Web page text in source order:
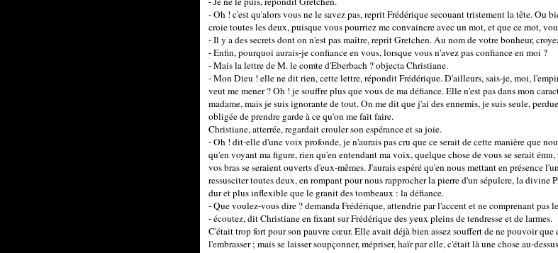
- Oh ! c'est qu'alors vous ne le savez pas, reprit Frédérique secouant tristement la tête. Ou
croie toutes les deux, puisque vous pourriez me convaincre avec un mot, et que ce mot,
- Il y a des secrets dont on n'est pas maître, reprit Gretchen. Au nom de votre bonheur,
- Enfin, pourquoi aurais-je confiance en vous, lorsque vous n'avez pas confiance en moi ?
- Mais la lettre de M. le comte d'Eberbach ? objecta Christiane.
- Mon Dieu ! elle ne dit rien, cette lettre, répondit Frédérique. D'ailleurs, sais-je, moi,
veut me mener ? Oh ! je souffre plus que vous de ma défiance. Elle n'est pas dans mon
madame, mais je suis ignorante de tout. On me dit que j'ai des ennemis, je suis seule,
obligée de prendre garde à ce qu'on me fait faire.
Christiane, atterrée, regardait crouler son espérance et sa joie.
- Oh ! dit-elle d'une voix profonde, je n'aurais pas cru que ce serait de cette manière que
qu'en voyant ma figure, rien qu'en entendant ma voix, quelque chose de vous se serait
vos bras se seraient ouverts d'eux-mêmes. J'aurais espéré qu'en nous mettant en présence
ressusciter toutes deux, en rompant pour nous rapprocher la pierre d'un sépulcre, la divine
dur et plus inflexible que le granit des tombeaux : la défiance.
- Que voulez-vous dire ? demanda Frédérique, attendrie par l'accent et ne comprenant pas
- écoutez, dit Christiane en fixant sur Frédérique des yeux pleins de tendresse et de larmes.
C'était trop fort pour son pauvre cœur. Elle avait déjà bien assez souffert de ne pouvoir
l'embrasser ; mais se laisser soupçonner, mépriser, haïr par elle, c'était là une chose au-